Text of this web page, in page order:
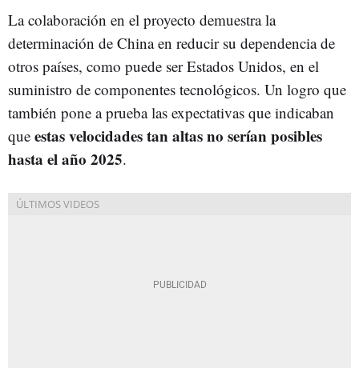
La colaboración en el proyecto demuestra la
determinación de China en reducir su dependencia de
otros países, como puede ser Estados Unidos, en el
suministro de componentes tecnológicos. Un logro que
también pone a prueba las expectativas que indicaban
que estas velocidades tan altas no serían posibles
hasta el año 2025.